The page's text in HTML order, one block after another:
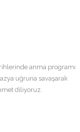
anma programı
uğruna savaşarak
diliyoruz.